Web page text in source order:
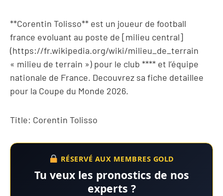
**Corentin Tolisso** est un joueur de football
france evoluant au poste de [milieu central]
(https://fr.wikipedia.org/wiki/milieu_de_terrain
« milieu de terrain ») pour le club **** et l’équipe
nationale de France. Decouvrez sa fiche detaillee
pour la Coupe du Monde 2026.
Title: Corentin Tolisso
RÉSERVÉ AUX MEMBRES GOLD
Tu veux les pronostics de nos
experts ?